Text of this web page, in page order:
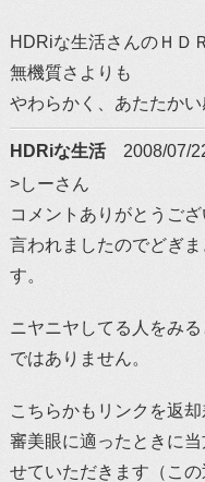
HDRiな生活さんのＨＤ
無機質さよりも
やわらかく、あたたかい
HDRiな生活 2008/07/
>しーさん
コメントありがとうご
言われましたのでどぎ
す。
ニヤニヤしてる人をみ
ではありません。
こちらかもリンクを返
審美眼に適ったときに
せていただきます（この